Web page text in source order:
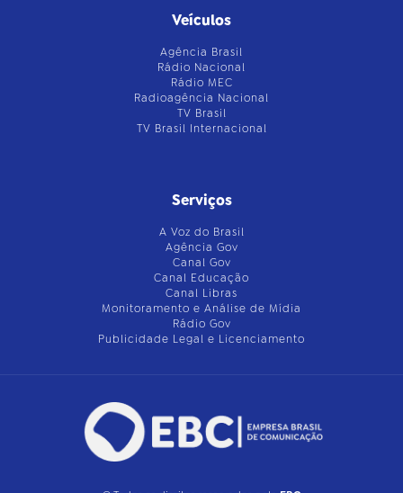
Veículos
Agência Brasil
Rádio Nacional
Rádio MEC
Radioagência Nacional
TV Brasil
TV Brasil Internacional
Serviços
A Voz do Brasil
Agência Gov
Canal Gov
Canal Educação
Canal Libras
Monitoramento e Análise de Mídia
Rádio Gov
Publicidade Legal e Licenciamento